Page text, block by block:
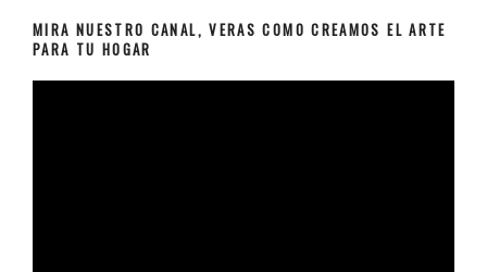
MIRA NUESTRO CANAL, VERAS COMO CREAMOS EL ARTE
PARA TU HOGAR